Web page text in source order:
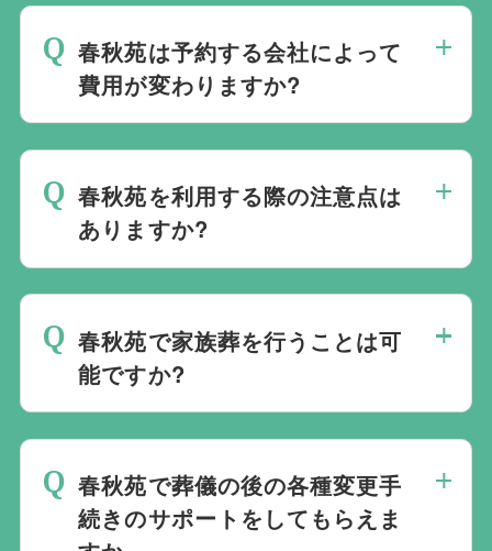
です。自社会館を持たないことで無理に自
社会館を勧めることなく柔軟にご提案がで
きます。
すすめの式場をご紹介させていただきま
す。また、式場でご葬儀気を行うのが一般
的ですが、どこで葬儀を行うかは多様化し
ており必ずしも式場を借りて行う必要はな
く、近年では自宅でご葬儀を行う自宅葬を
選ばれる方もいます。私たちは自宅でのご
ご希望がありましたら遠慮なくお申し付け
ください。
春秋苑は予約する会社によって
費用が変わりますか?
ら予約をしても式場利用料は同じです。
春秋苑を利用する際の注意点は
ありますか?
れる人数によって選んだ式場が適している
か注意しておくと良いです。当社の相談員
は斎場を熟知しておりますので、ご不安な
点がありましたらお気軽にご相談くださ
い。
春秋苑で家族葬を行うことは可
能ですか?
要望にお応えしております。
春秋苑で葬儀の後の各種変更手
続きのサポートをしてもらえま